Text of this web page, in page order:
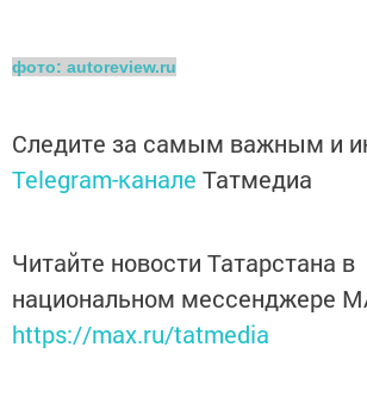
фото: autoreview.ru
Следите за самым важным и
Telegram-канале Татмедиа
Читайте новости Татарстана в
национальном мессенджере
https://max.ru/tatmedia